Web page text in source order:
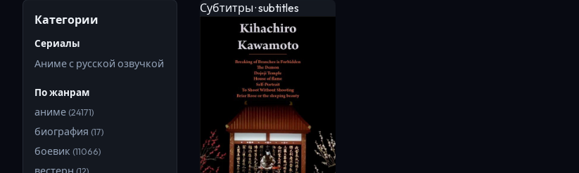
Категории
Сериалы
Аниме с русской озвучкой
По жанрам
аниме (24171)
биография (17)
боевик (11066)
Субтитры · subtitles